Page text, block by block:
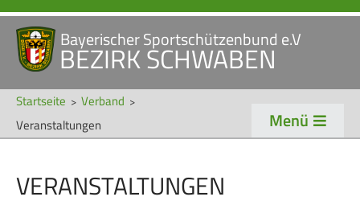
Bayerischer Sportschützenbund e.V
BEZIRK SCHWABEN
Startseite
Verband
Veranstaltungen
Menü
VERANSTALTUNGEN
Navigation
überspringen
STARTSEITE
VERANSTALTUNGEN
NEWS
Navigation
Veranstaltungen
Schützentradition